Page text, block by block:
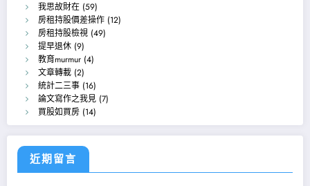
我思故財在 (59)
房租持股價差操作 (12)
房租持股檢視 (49)
提早退休 (9)
教育murmur (4)
文章轉載 (2)
統計二三事 (16)
論文寫作之我見 (7)
買股如買房 (14)
近期留言